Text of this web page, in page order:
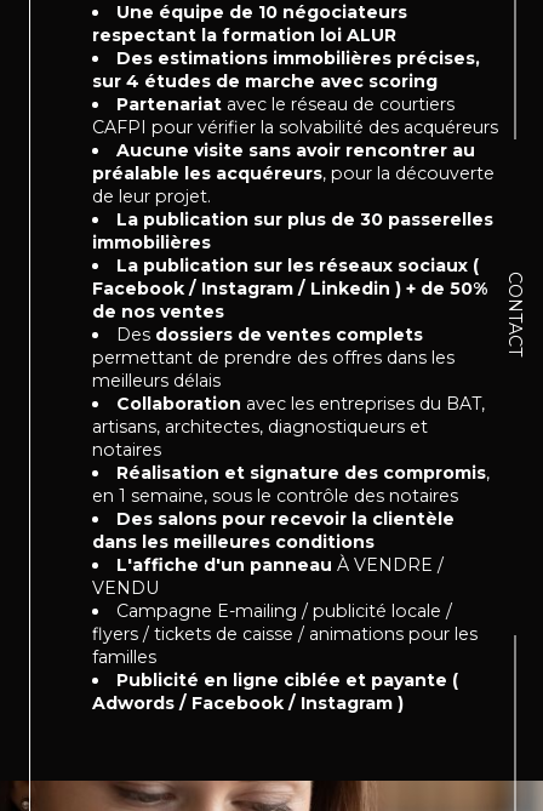
CONTACT
Une équipe de 10 négociateurs
respectant la formation loi ALUR
Des estimations immobilières précises,
sur 4 études de marche avec scoring
Partenariat avec le réseau de courtiers
CAFPI pour vérifier la solvabilité des acquéreurs
Aucune visite sans avoir rencontrer au
préalable les acquéreurs, pour la découverte
de leur projet.
La publication sur plus de 30 passerelles
immobilières
La publication sur les réseaux sociaux (
Facebook / Instagram / Linkedin ) + de 50%
de nos ventes
Des dossiers de ventes complets
permettant de prendre des offres dans les
meilleurs délais
Collaboration avec les entreprises du BAT,
artisans, architectes, diagnostiqueurs et
notaires
Réalisation et signature des compromis,
en 1 semaine, sous le contrôle des notaires
Des salons pour recevoir la clientèle
dans les meilleures conditions
L'affiche d'un panneau À VENDRE /
VENDU
Campagne E-mailing / publicité locale /
flyers / tickets de caisse / animations pour les
familles
Publicité en ligne ciblée et payante (
Adwords / Facebook / Instagram )